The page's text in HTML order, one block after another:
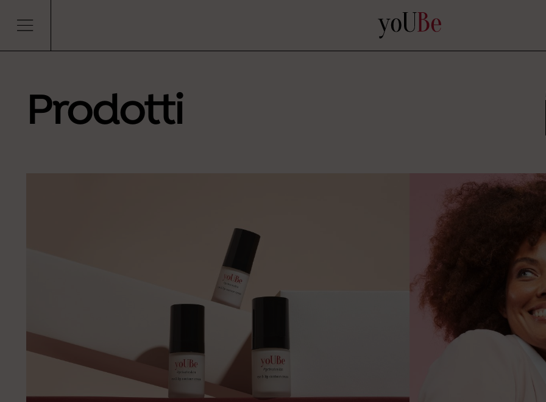
yoUBe
ProdottiGet in touch
Iscriviti ora e ottieni il 10% di sconto esclusivo sul tuo primo acquisto.
e desidero iscrivermi alla newsletter (finalità b).